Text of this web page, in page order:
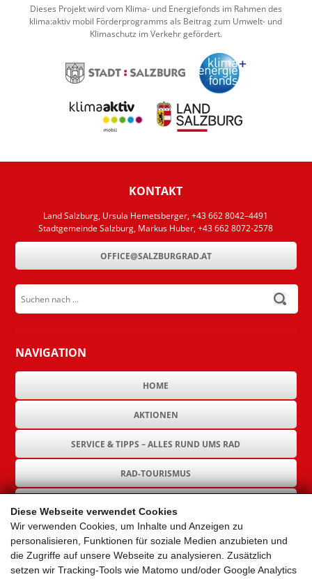
Diese Webseite verwendet Cookies
Wir verwenden Cookies, um Inhalte und Anzeigen zu
personalisieren, Funktionen für soziale Medien anzubieten und
die Zugriffe auf unsere Webseite zu analysieren. Zusätzlich
setzen wir Tracking-Tools wie Matomo und/oder Google Analytics
Dieses Projekt wird vom Klima- und Energiefonds im Rahmen des
klima:aktiv mobil Förderprogramms als Beitrag zum Umwelt- und
Klimaschutz im Verkehr gefördert.
KONTAKT
Land Salzburg, Ursula Hemetsberger, +43 662 8042–4491
Stadtgemeinde Salzburg, Markus Huber, +43 662 8072-2578
OFFICE@SALZBURGRAD.AT
submit
NAVIGATION
HOME
AKTIONEN
SERVICE & TIPPS – ALLES RUND UMS RAD
RAD-TOURISMUS
GEMEINDEN
AKTUELLES